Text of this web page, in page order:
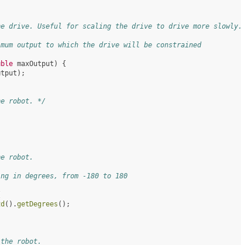
drive. Useful for scaling the drive to drive more slowly.
output to which the drive will be constrained
maxOutput )
{
);
robot. */
robot.
in degrees, from -180 to 180
().getDegrees ();
robot.